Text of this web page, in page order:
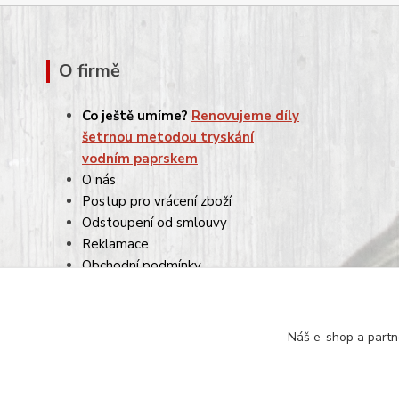
O firmě
Co ještě umíme? Renovujeme díly
šetrnou metodou tryskání
vodním paprskem
O nás
Postup pro vrácení zboží
Odstoupení od smlouvy
Reklamace
Obchodní podmínky
Náš e-shop a